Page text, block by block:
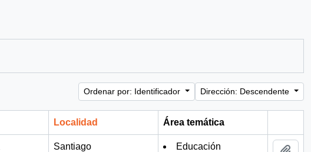
Ordenar por: Identificador Dirección: Descendente
Localidad
Área temática
Santiago
Educación